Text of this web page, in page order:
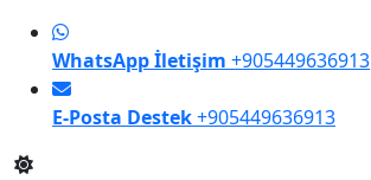
WhatsApp İletişim +905449636913
E-Posta Destek+905449636913